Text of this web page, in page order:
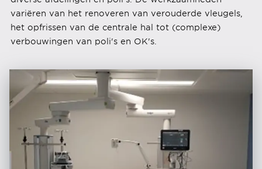
variëren van het renoveren van verouderde vleugels,
het opfrissen van de centrale hal tot (complexe)
verbouwingen van poli's en OK's.